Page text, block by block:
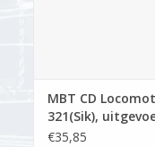
MBT CD
321(Sik),
karton pf blij/
€35,85